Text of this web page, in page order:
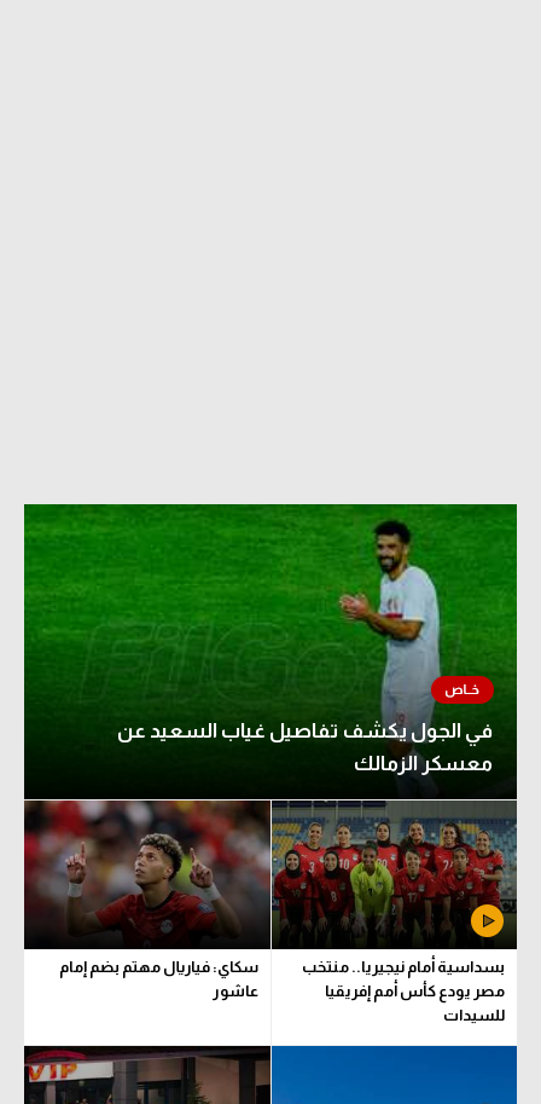
في الجول يكشف تفاصيل غياب السعيد عن
معسكر الزمالك
بسداسية أمام نيجيريا.. منتخب
مصر يودع كأس أمم إفريقيا
للسيدات
سكاي: فياريال مهتم بضم إمام
عاشور